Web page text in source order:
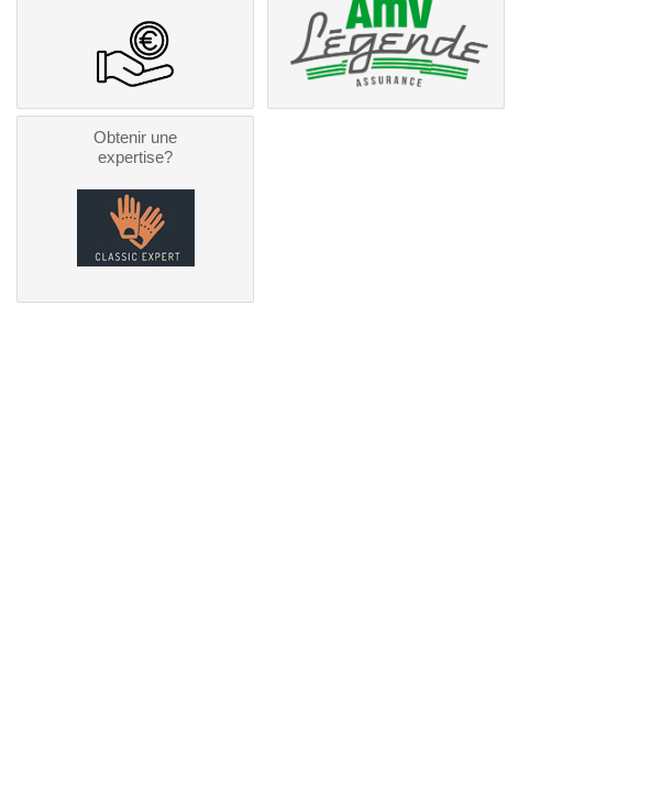
Obtenir une
expertise?